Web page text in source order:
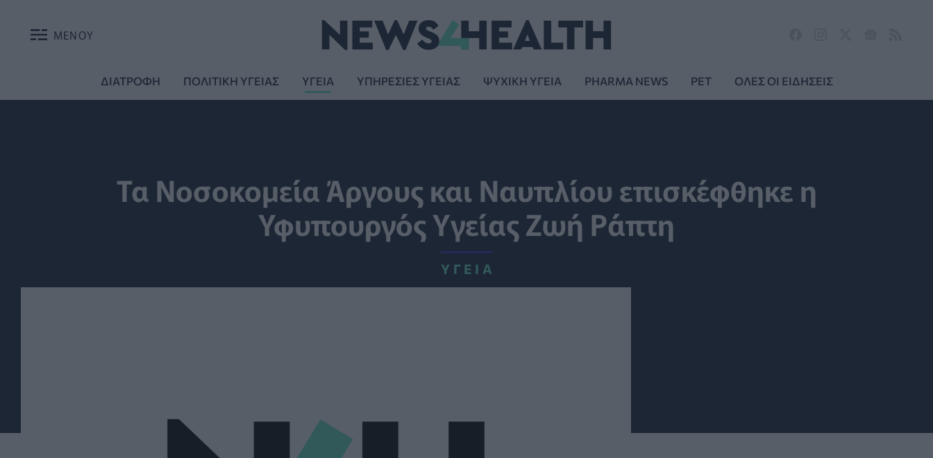
ΜΕΝΟΥ
ΔΙΑΤΡΟΦΗ ΠΟΛΙΤΙΚΗ ΥΓΕΙΑΣ ΥΓΕΙΑ ΥΠΗΡΕΣΙΕΣ ΥΓΕΙΑΣ ΨΥΧΙΚΗ ΥΓΕΙΑ PHARMA NEWS PET ΟΛΕΣ ΟΙ ΕΙΔΗΣΕΙΣ
Τα Νοσοκομεία Άργους και Ναυπλίου επισκέφθηκε η
Υφυπουργός Υγείας Ζωή Ράπτη
ΥΓΕΊΑ